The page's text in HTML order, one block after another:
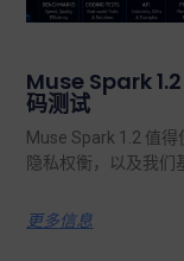
Muse Spark
码测试
Muse Spark 1.2 值
隐私权衡，以及我们
更多信息